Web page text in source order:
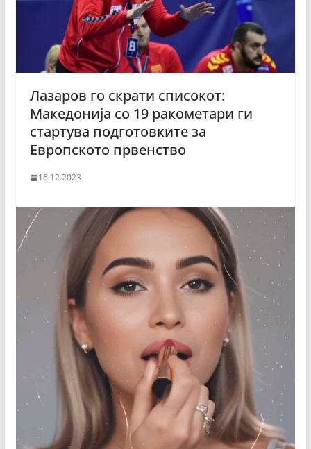
Лазаров го скрати списокот:
Македонија со 19 ракометари ги
стартува подготовките за
Европското првенство
16.12.2023